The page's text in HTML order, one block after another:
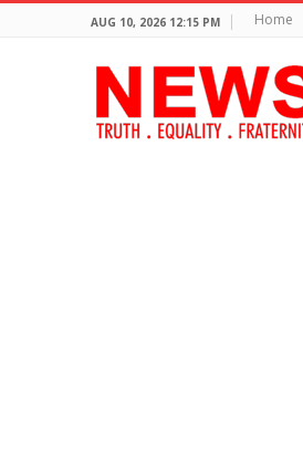
AUG 10, 2026 12:15 PM Home